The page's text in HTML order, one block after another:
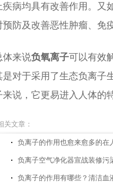
疾病均具有改善作用。
预防及改善恶性肿瘤、免
体来说负氧离子可以有效
是对于采用了生态负离子
来说，它更易进入人体的
文章：
负离子的作用也愈来愈多的在
负离子空气净化器宣战装修污
负离子的作用有哪些？清洁血